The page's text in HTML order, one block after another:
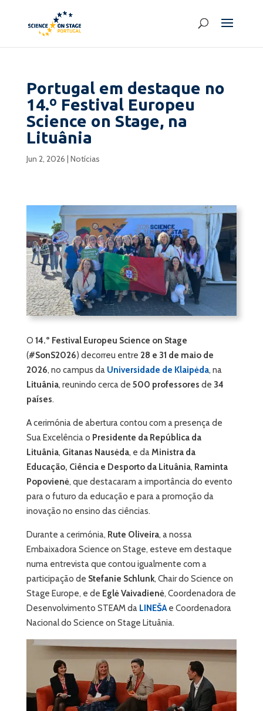
Portugal em destaque no
14.º Festival Europeu
Science on Stage, na
Lituânia
Jun 2, 2026 | Notícias
O 14.º Festival Europeu Science on Stage
(#SonS2026) decorreu entre 28 e 31 de maio de
2026, no campus da Universidade de Klaipėda, na
Lituânia, reunindo cerca de 500 professores de 34
países.
A cerimónia de abertura contou com a presença de
Sua Excelência o Presidente da República da
Lituânia, Gitanas Nausėda, e daMinistra da
Educação, Ciência e Desporto da Lituânia, Raminta
Popovienė, que destacaram a importância do evento
para o futuro da educação e para a promoção da
inovação no ensino das ciências.
Durante a cerimónia, Rute Oliveira, a nossa
Embaixadora Science on Stage, esteve em destaque
numa entrevista que contou igualmente com a
participação de Stefanie Schlunk, Chair do Science on
Stage Europe, e de Eglė Vaivadienė, Coordenadora de
Desenvolvimento STEAM da LINEŠAe Coordenadora
Nacional do Science on Stage Lituânia.